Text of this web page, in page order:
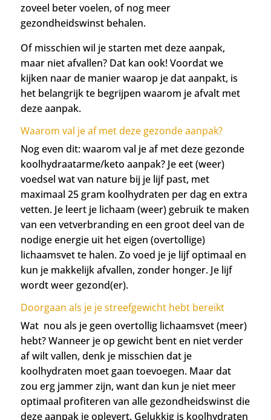
zoveel beter voelen, of nog meer
gezondheidswinst behalen.
Of misschien wil je starten met deze aanpak,
maar niet afvallen? Dat kan ook! Voordat we
kijken naar de manier waarop je dat aanpakt, is
het belangrijk te begrijpen waarom je afvalt met
deze aanpak.
Waarom val je af met deze gezonde aanpak?
Nog even dit: waarom val je af met deze gezonde
koolhydraatarme/keto aanpak? Je eet (weer)
voedsel wat van nature bij je lijf past, met
maximaal 25 gram koolhydraten per dag en extra
vetten. Je leert je lichaam (weer) gebruik te maken
van een vetverbranding en een groot deel van de
nodige energie uit het eigen (overtollige)
lichaamsvet te halen. Zo voed je je lijf optimaal en
kun je makkelijk afvallen, zonder honger. Je lijf
wordt weer gezond(er).
Doorgaan als je je streefgewicht hebt bereikt
Wat nou als je geen overtollig lichaamsvet (meer)
hebt? Wanneer je op gewicht bent en niet verder
af wilt vallen, denk je misschien dat je
koolhydraten moet gaan toevoegen. Maar dat
zou erg jammer zijn, want dan kun je niet meer
optimaal profiteren van alle gezondheidswinst die
deze aanpak je oplevert. Gelukkig is koolhydraten